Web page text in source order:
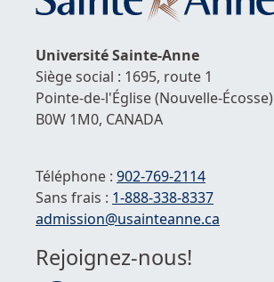
UniversitéSainte-Anne
Siège social : 1695, route 1
Pointe-de-l'Église(Nouvelle-Écosse)
B0W 1M0, CANADA
Téléphone : 902-769-2114
Sans frais : 1-888-338-8337
Courriel :
admission@usainteanne.ca
Rejoignez-nous!